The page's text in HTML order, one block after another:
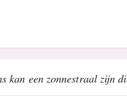
kan een zonnestraal zijn